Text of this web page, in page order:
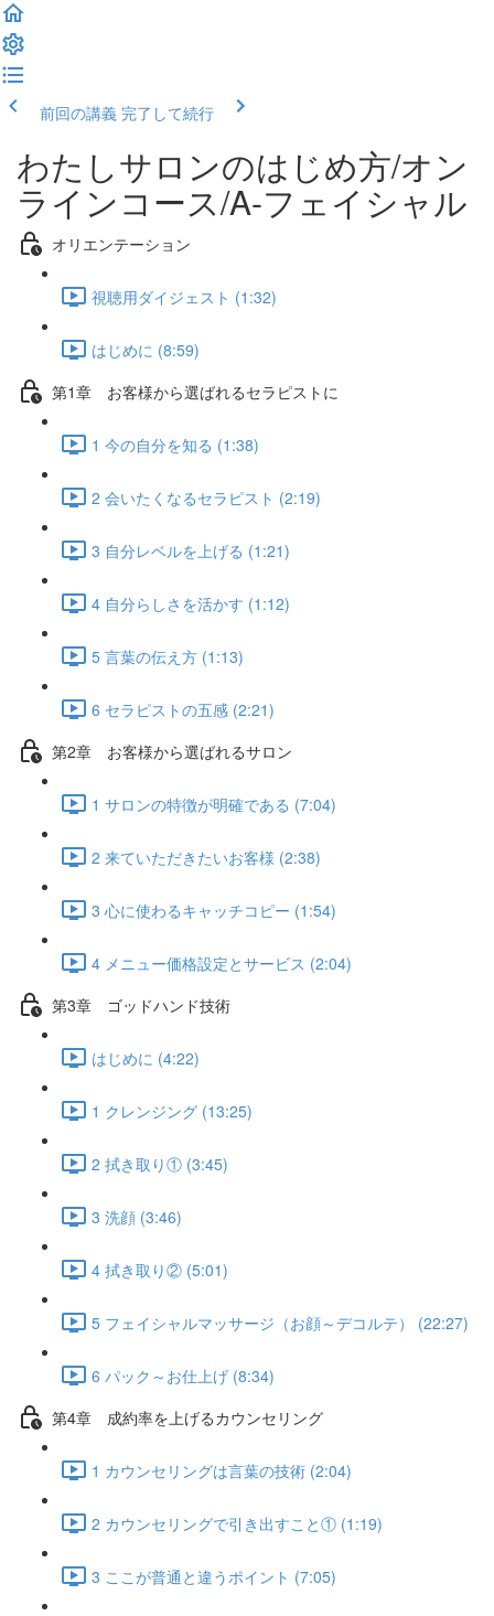
前回の講義 完了して続行
わたしサロンのはじめ方/オン
ラインコース/A-フェイシャル
オリエンテーション
視聴用ダイジェスト (1:32)
はじめに (8:59)
第1章 お客様から選ばれるセラピストに
1 今の自分を知る (1:38)
2 会いたくなるセラピスト (2:19)
3 自分レベルを上げる (1:21)
4 自分らしさを活かす (1:12)
5 言葉の伝え方 (1:13)
6 セラピストの五感 (2:21)
第2章 お客様から選ばれるサロン
1 サロンの特徴が明確である (7:04)
2 来ていただきたいお客様 (2:38)
3 心に使わるキャッチコピー (1:54)
4 メニュー価格設定とサービス (2:04)
第3章 ゴッドハンド技術
はじめに (4:22)
1 クレンジング (13:25)
2 拭き取り① (3:45)
3 洗顔 (3:46)
4 拭き取り② (5:01)
5 フェイシャルマッサージ（お顔～デコルテ） (22:27)
6 パック～お仕上げ (8:34)
第4章 成約率を上げるカウンセリング
1 カウンセリングは言葉の技術 (2:04)
2 カウンセリングで引き出すこと① (1:19)
3 ここが普通と違うポイント (7:05)